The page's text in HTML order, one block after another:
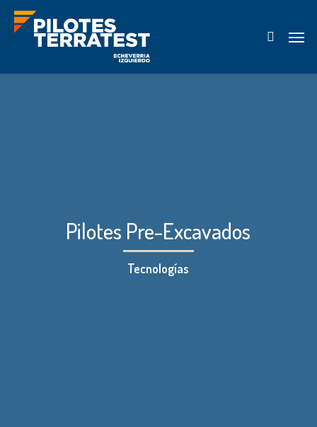
Skip
content
search
Menu
Pilotes Pre-Excavados
Tecnologías